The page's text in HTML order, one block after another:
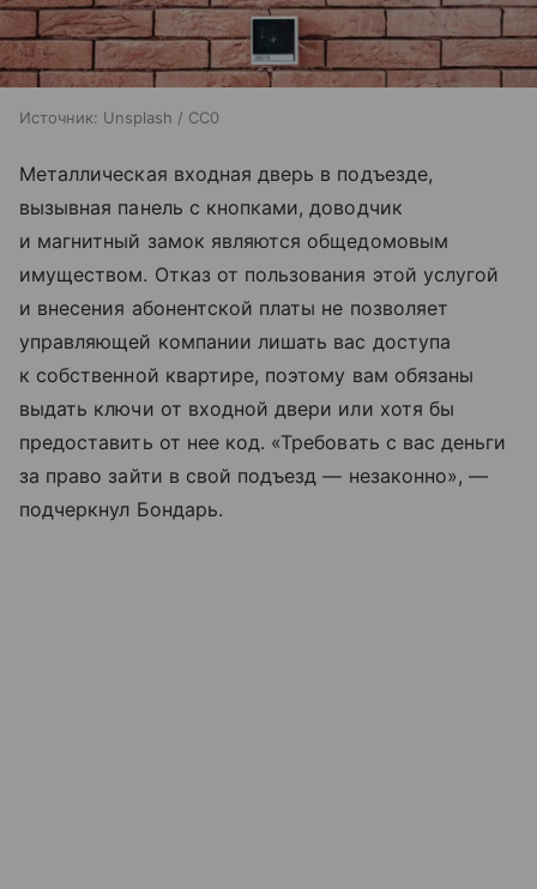
Источник: Unsplash / CC0
Металлическая входная дверь в подъезде,
вызывная панель с кнопками, доводчик
и магнитный замок являются общедомовым
имуществом. Отказ от пользования этой услугой
и внесения абонентской платы не позволяет
управляющей компании лишать вас доступа
к собственной квартире, поэтому вам обязаны
выдать ключи от входной двери или хотя бы
предоставить от нее код. «Требовать с вас деньги
за право зайти в свой подъезд — незаконно», —
подчеркнул Бондарь.